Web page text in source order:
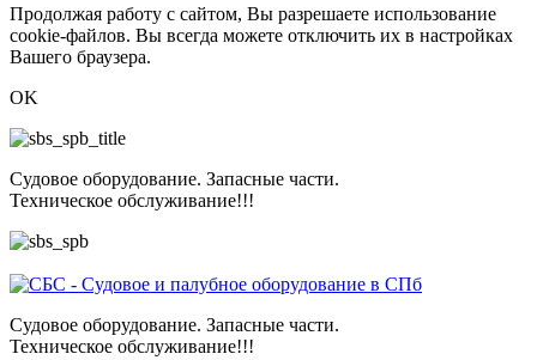
Продолжая работу с сайтом, Вы разрешаете использование
cookie-файлов. Вы всегда можете отключить их в настройках
Вашего браузера.
OK
Судовое оборудование. Запасные части.
Техническое обслуживание!!!
Судовое оборудование. Запасные части.
Техническое обслуживание!!!